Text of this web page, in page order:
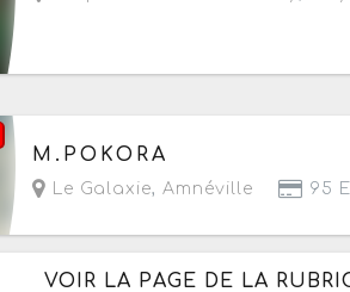
Le dimanche 11 octobre 2026
M.POKORA
Le Galaxie, Amnéville 95
VOIR LA PAGE DE LA